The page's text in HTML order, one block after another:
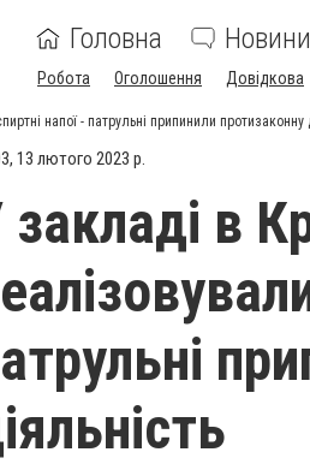
Головна Новини
Робота Оголошення Довідкова
напої - патрульні припинили протизаконну
13 лютого 2023 р.
закладі в